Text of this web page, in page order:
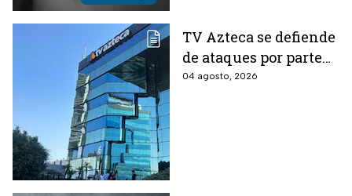
TV Azteca se defiende
de ataques por parte
del Gobierno de
04 agosto, 2026